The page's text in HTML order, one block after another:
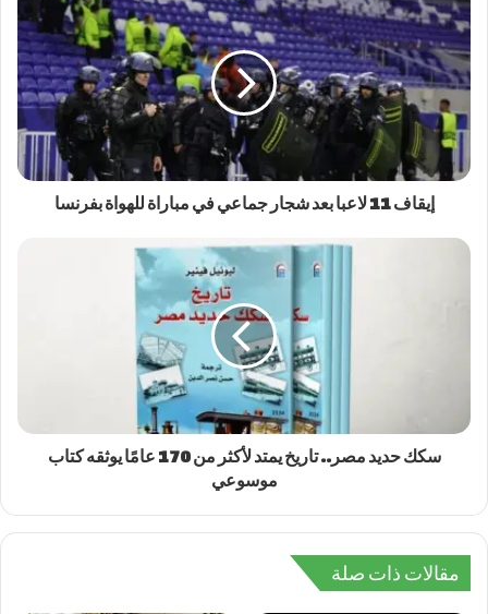
إيقاف 11 لاعبا بعد شجار جماعي في مباراة للهواة بفرنسا
سكك حديد مصر.. تاريخ يمتد لأكثر من 170 عامًا يوثقه كتاب
موسوعي
مقالات ذات صلة